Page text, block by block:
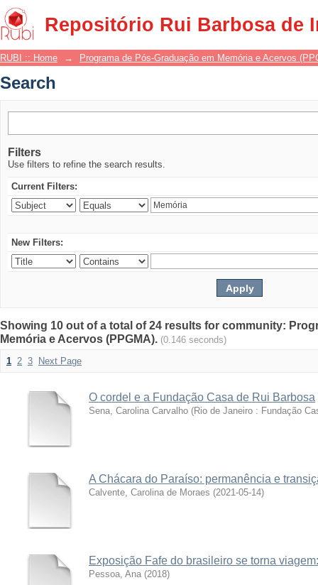
Repositório Rui Barbosa de
Search
RUBI :: Home → Programa de Pós-Graduação em Memória e Acervos
Search
Filters
Use filters to refine the search results.
Current Filters:
New Filters:
Showing 10 out of a total of 24 results for community:
Memória e Acervos (PPGMA). (0.146 seconds)
1 2 3 Next Page
O cordel e a Fundação Casa de Rui Barbosa
Sena, Carolina Carvalho (Rio de Janeiro : Fundação
A Chácara do Paraíso: permanência e
Calvente, Carolina de Moraes (2021-05-14)
Exposição Fafe do brasileiro se torna
Pessoa, Ana (2018)